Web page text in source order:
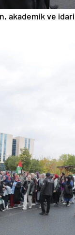
akademik ve idari